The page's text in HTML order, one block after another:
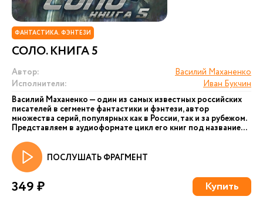
ФАНТАСТИКА. ФЭНТЕЗИ
СОЛО. КНИГА 5
Автор:
Василий Маханенко
Исполнители:
Иван Букчин
Василий Маханенко — один из самых известных российских
писателей в сегменте фантастики и фэнтези, автор
множества серий, популярных как в России, так и за рубежом.
Представляем в аудиоформате цикл его книг под название...
ПОСЛУШАТЬ ФРАГМЕНТ
349 ₽ Купить